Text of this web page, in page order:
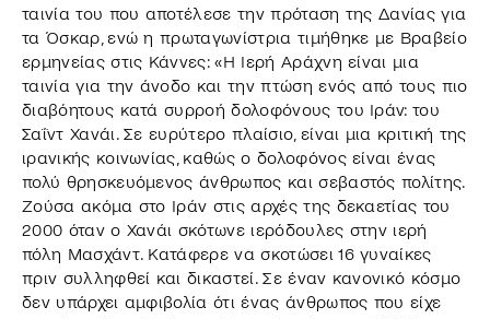
ταινία του που αποτέλεσε την πρόταση της Δανίας για
τα Όσκαρ, ενώ η πρωταγωνίστρια τιμήθηκε με Βραβείο
ερμηνείας στις Κάννες: «Η Ιερή Αράχνη είναι μια
ταινία για την άνοδο και την πτώση ενός από τους πιο
διαβόητους κατά συρροή δολοφόνους του Ιράν: του
Σαΐντ Χανάι. Σε ευρύτερο πλαίσιο, είναι μια κριτική της
ιρανικής κοινωνίας, καθώς ο δολοφόνος είναι ένας
πολύ θρησκευόμενος άνθρωπος και σεβαστός πολίτης.
Ζούσα ακόμα στο Ιράν στις αρχές της δεκαετίας του
2000 όταν ο Χανάι σκότωνε ιερόδουλες στην ιερή
πόλη Μασχάντ. Κατάφερε να σκοτώσει 16 γυναίκες
πριν συλληφθεί και δικαστεί. Σε έναν κανονικό κόσμο
δεν υπάρχει αμφιβολία ότι ένας άνθρωπος που είχε